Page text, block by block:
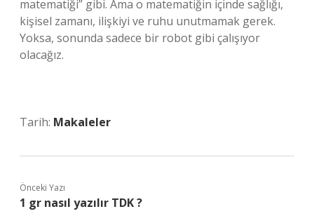
matematiği” gibi. Ama o matematiğin içinde sağlığı,
kişisel zamanı, ilişkiyi ve ruhu unutmamak gerek.
Yoksa, sonunda sadece bir robot gibi çalışıyor
olacağız.
Tarih: Makaleler
Önceki Yazı
1 gr nasıl yazılır TDK ?